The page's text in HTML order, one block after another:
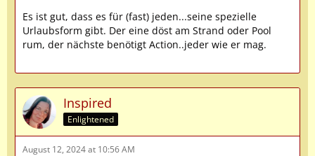
Es ist gut, dass es für (fast) jeden...seine spezielle
Urlaubsform gibt. Der eine döst am Strand oder Pool
rum, der nächste benötigt Action..jeder wie er mag.
Inspired
Enlightened
August 12, 2024 at 10:56 AM